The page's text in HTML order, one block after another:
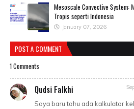
Mesoscale Convective System:
Tropis seperti Indonesia
January 07, 2026
POST A COMMENT
1 Comments
Qudsi Falkhi
Saya baru tahu ada kalkulator